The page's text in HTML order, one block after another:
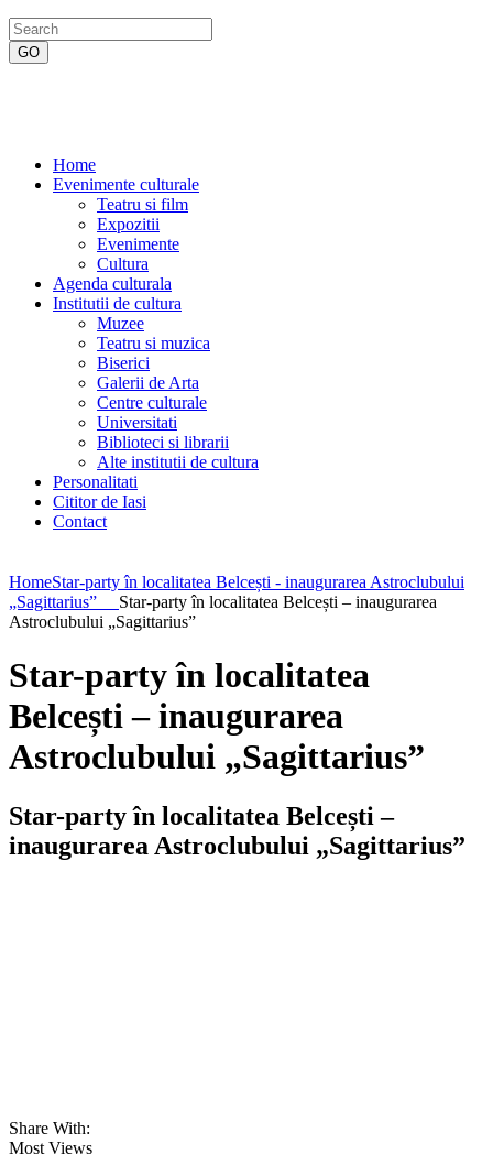
Home
Evenimente culturale
Teatru si film
Expozitii
Evenimente
Cultura
Agenda culturala
Institutii de cultura
Muzee
Teatru si muzica
Biserici
Galerii de Arta
Centre culturale
Universitati
Biblioteci si librarii
Alte institutii de cultura
Personalitati
Cititor de Iasi
Contact
HomeStar-party în localitatea Belcești - inaugurarea Astroclubului
„Sagittarius” Star-party în localitatea Belcești – inaugurarea
Astroclubului „Sagittarius”
Star-party în localitatea
Belcești – inaugurarea
Astroclubului „Sagittarius”
Star-party în localitatea Belcești –
inaugurarea Astroclubului „Sagittarius”
Share With:
Most Views